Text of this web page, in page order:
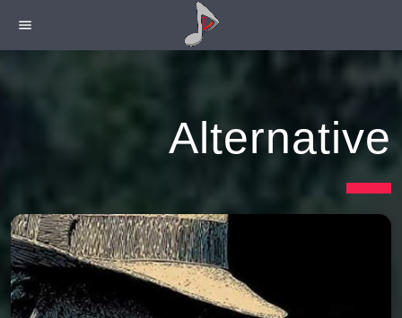
menu
Alternative